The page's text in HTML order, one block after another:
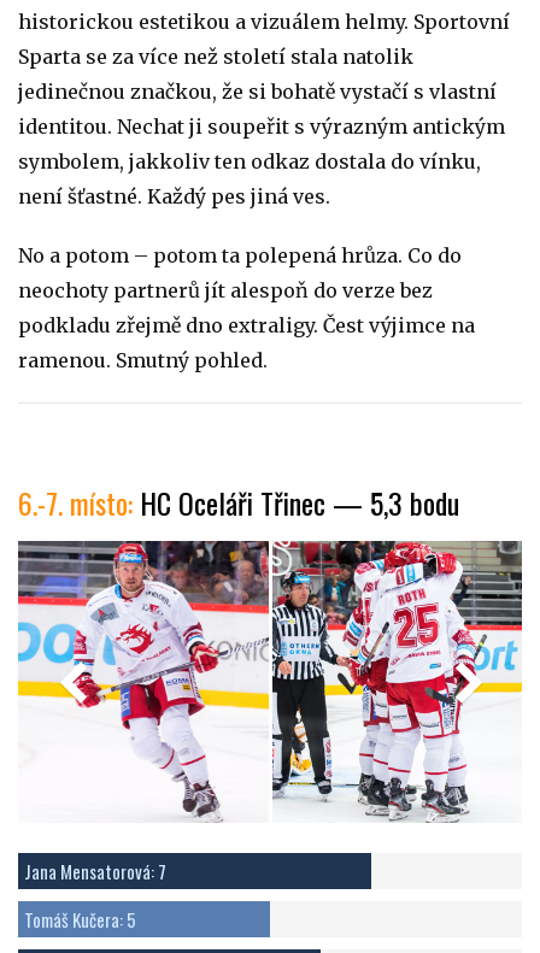
historickou estetikou a vizuálem helmy. Sportovní
Sparta se za více než století stala natolik
jedinečnou značkou, že si bohatě vystačí s vlastní
identitou. Nechat ji soupeřit s výrazným antickým
symbolem, jakkoliv ten odkaz dostala do vínku,
není šťastné. Každý pes jiná ves.
No a potom – potom ta polepená hrůza. Co do
neochoty partnerů jít alespoň do verze bez
podkladu zřejmě dno extraligy. Čest výjimce na
ramenou. Smutný pohled.
6.-7. místo: HC Oceláři Třinec — 5,3 bodu
Jana Mensatorová: 7
Tomáš Kučera: 5